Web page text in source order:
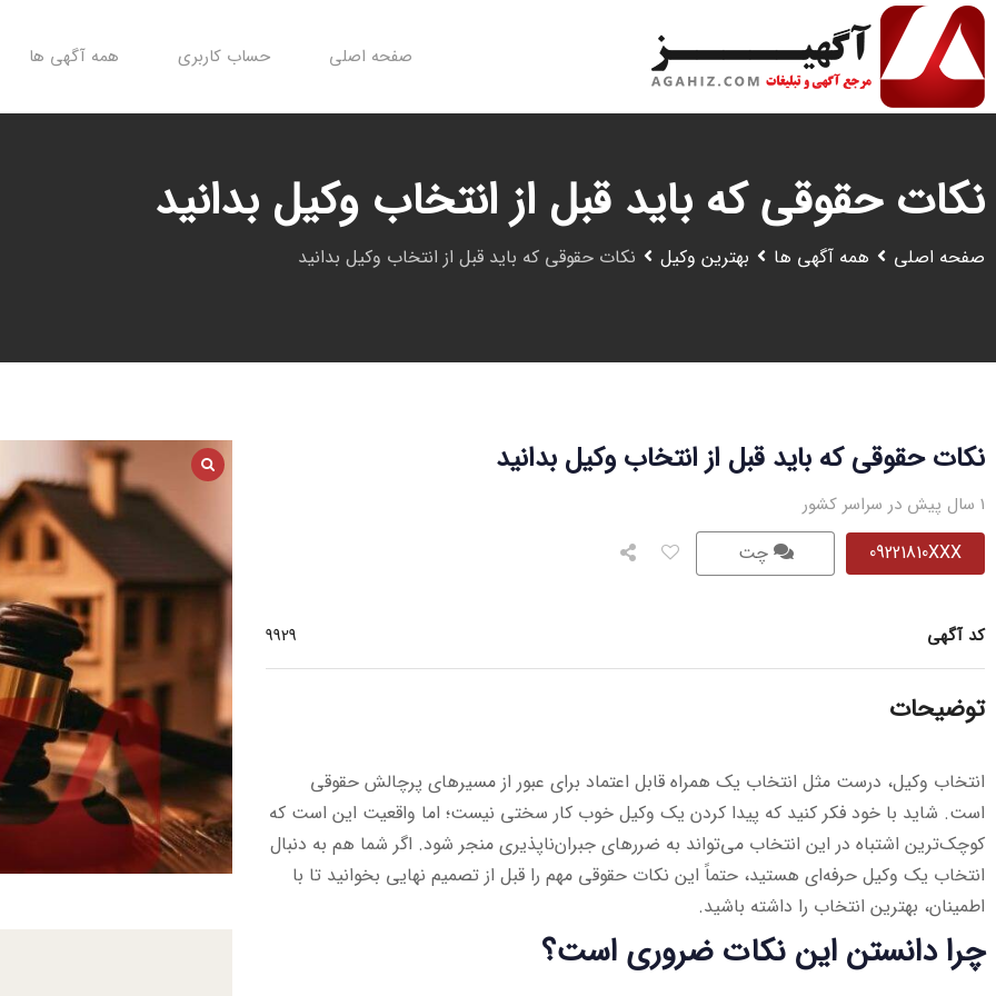
پرش
محتوا
صفحه اصلی حساب کاربری همه آگهی ها
نکات حقوقی که باید قبل از انتخاب وکیل بدانید
صفحه اصلی همه آگهی ها بهترین وکیل نکات حقوقی که باید قبل از انتخاب وکیل بدانید
نکات حقوقی که باید قبل از انتخاب وکیل بدانید
1 سال پیش در سراسر کشور
09221810XXX چت
کد آگهی 9929
توضیحات
انتخاب وکیل، درست مثل انتخاب یک همراه قابل اعتماد برای عبور از مسیرهای پرچالش حقوقی
است. شاید با خود فکر کنید که پیدا کردن یک وکیل خوب کار سختی نیست؛ اما واقعیت این است که
کوچک‌ترین اشتباه در این انتخاب می‌تواند به ضررهای جبران‌ناپذیری منجر شود. اگر شما هم به دنبال
انتخاب یک وکیل حرفه‌ای هستید، حتماً این نکات حقوقی مهم را قبل از تصمیم نهایی بخوانید تا با
اطمینان، بهترین انتخاب را داشته باشید.
چرا دانستن این نکات ضروری است؟